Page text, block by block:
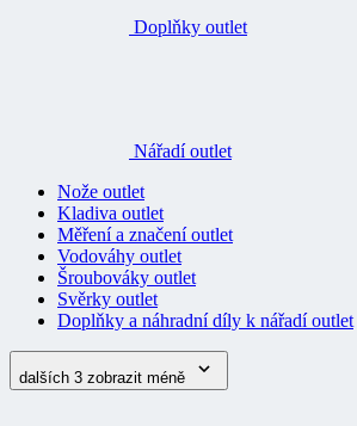
Doplňky outlet
Nářadí outlet
Nože outlet
Kladiva outlet
Měření a značení outlet
Vodováhy outlet
Šroubováky outlet
Svěrky outlet
Doplňky a náhradní díly k nářadí outlet
dalších 3 zobrazit méně